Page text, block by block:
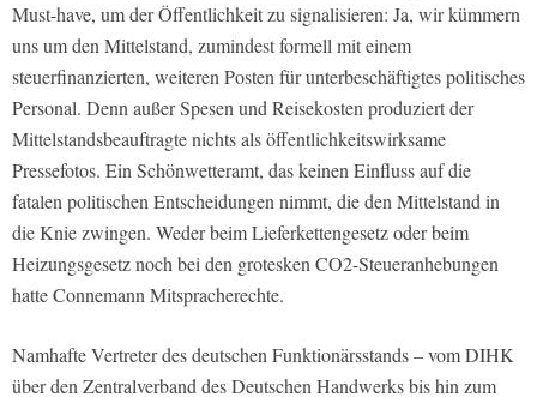
Must-have, um der Öffentlichkeit zu signalisieren: Ja, wir kümmern
uns um den Mittelstand, zumindest formell mit einem
steuerfinanzierten, weiteren Posten für unterbeschäftigtes politisches
Personal. Denn außer Spesen und Reisekosten produziert der
Mittelstandsbeauftragte nichts als öffentlichkeitswirksame
Pressefotos. Ein Schönwetteramt, das keinen Einfluss auf die
fatalen politischen Entscheidungen nimmt, die den Mittelstand in
die Knie zwingen. Weder beim Lieferkettengesetz oder beim
Heizungsgesetz noch bei den grotesken CO2-Steueranhebungen
hatte Connemann Mitspracherechte.
Namhafte Vertreter des deutschen Funktionärsstands – vom DIHK
über den Zentralverband des Deutschen Handwerks bis hin zum